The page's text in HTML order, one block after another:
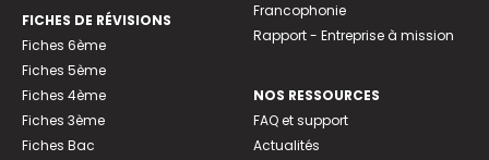
FICHES DE RÉVISIONS
Fiches 6ème
Fiches 5ème
Fiches 4ème
Fiches 3ème
Fiches Bac
Francophonie
Rapport - Entreprise à mission
NOS RESSOURCES
FAQ et support
Actualités